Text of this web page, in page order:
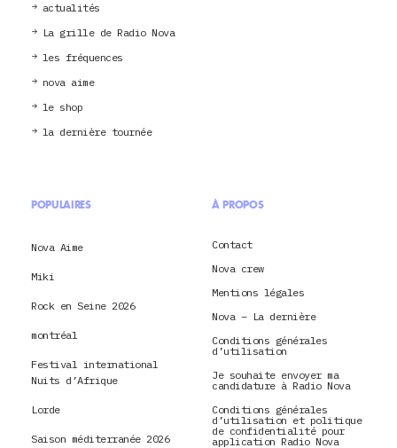
actualités
La grille de Radio Nova
les fréquences
nova aime
le shop
la dernière tournée
POPULAIRES
Nova Aime
Miki
Rock en Seine 2026
montréal
Festival international
Nuits d’Afrique
Lorde
Saison méditerranée 2026
À PROPOS
Contact
Nova crew
Mentions légales
Nova – La dernière
Conditions générales
d’utilisation
Je souhaite envoyer ma
candidature à Radio Nova
Conditions générales
d’utilisation et politique
de confidentialité pour
application Radio Nova